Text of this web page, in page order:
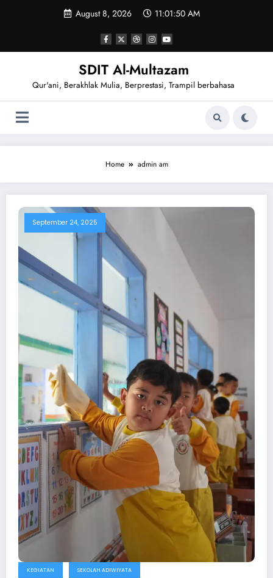
August 8, 2026 11:01:51 AM
SDIT Al-Multazam
Qur'ani, Berakhlak Mulia, Berprestasi, Trampil berbahasa
Home admin am
September 24, 2025
KEGIATAN SEKOLAH ADIWIYATA